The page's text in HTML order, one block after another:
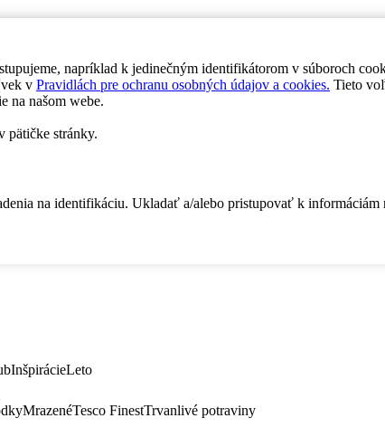
napríklad k jedinečným identifikátorom v súboroch
v Pravidlách pre ochranu osobných údajov a cookies. Tieto
na našom webe.
pätičke stránky.
na identifikáciu. Ukladať a/alebo pristupovať k informáciám
InšpirácieLeto
MrazenéTesco FinestTrvanlivé potraviny